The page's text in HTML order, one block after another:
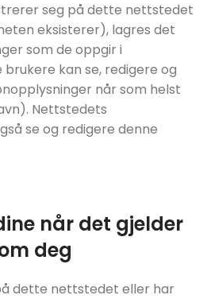
seg på dette nettstedet
eksisterer), lagres det
som de oppgir i
kan se, redigere og
når som helst
Nettstedets
se og redigere denne
når det gjelder
deg
dette nettstedet eller har